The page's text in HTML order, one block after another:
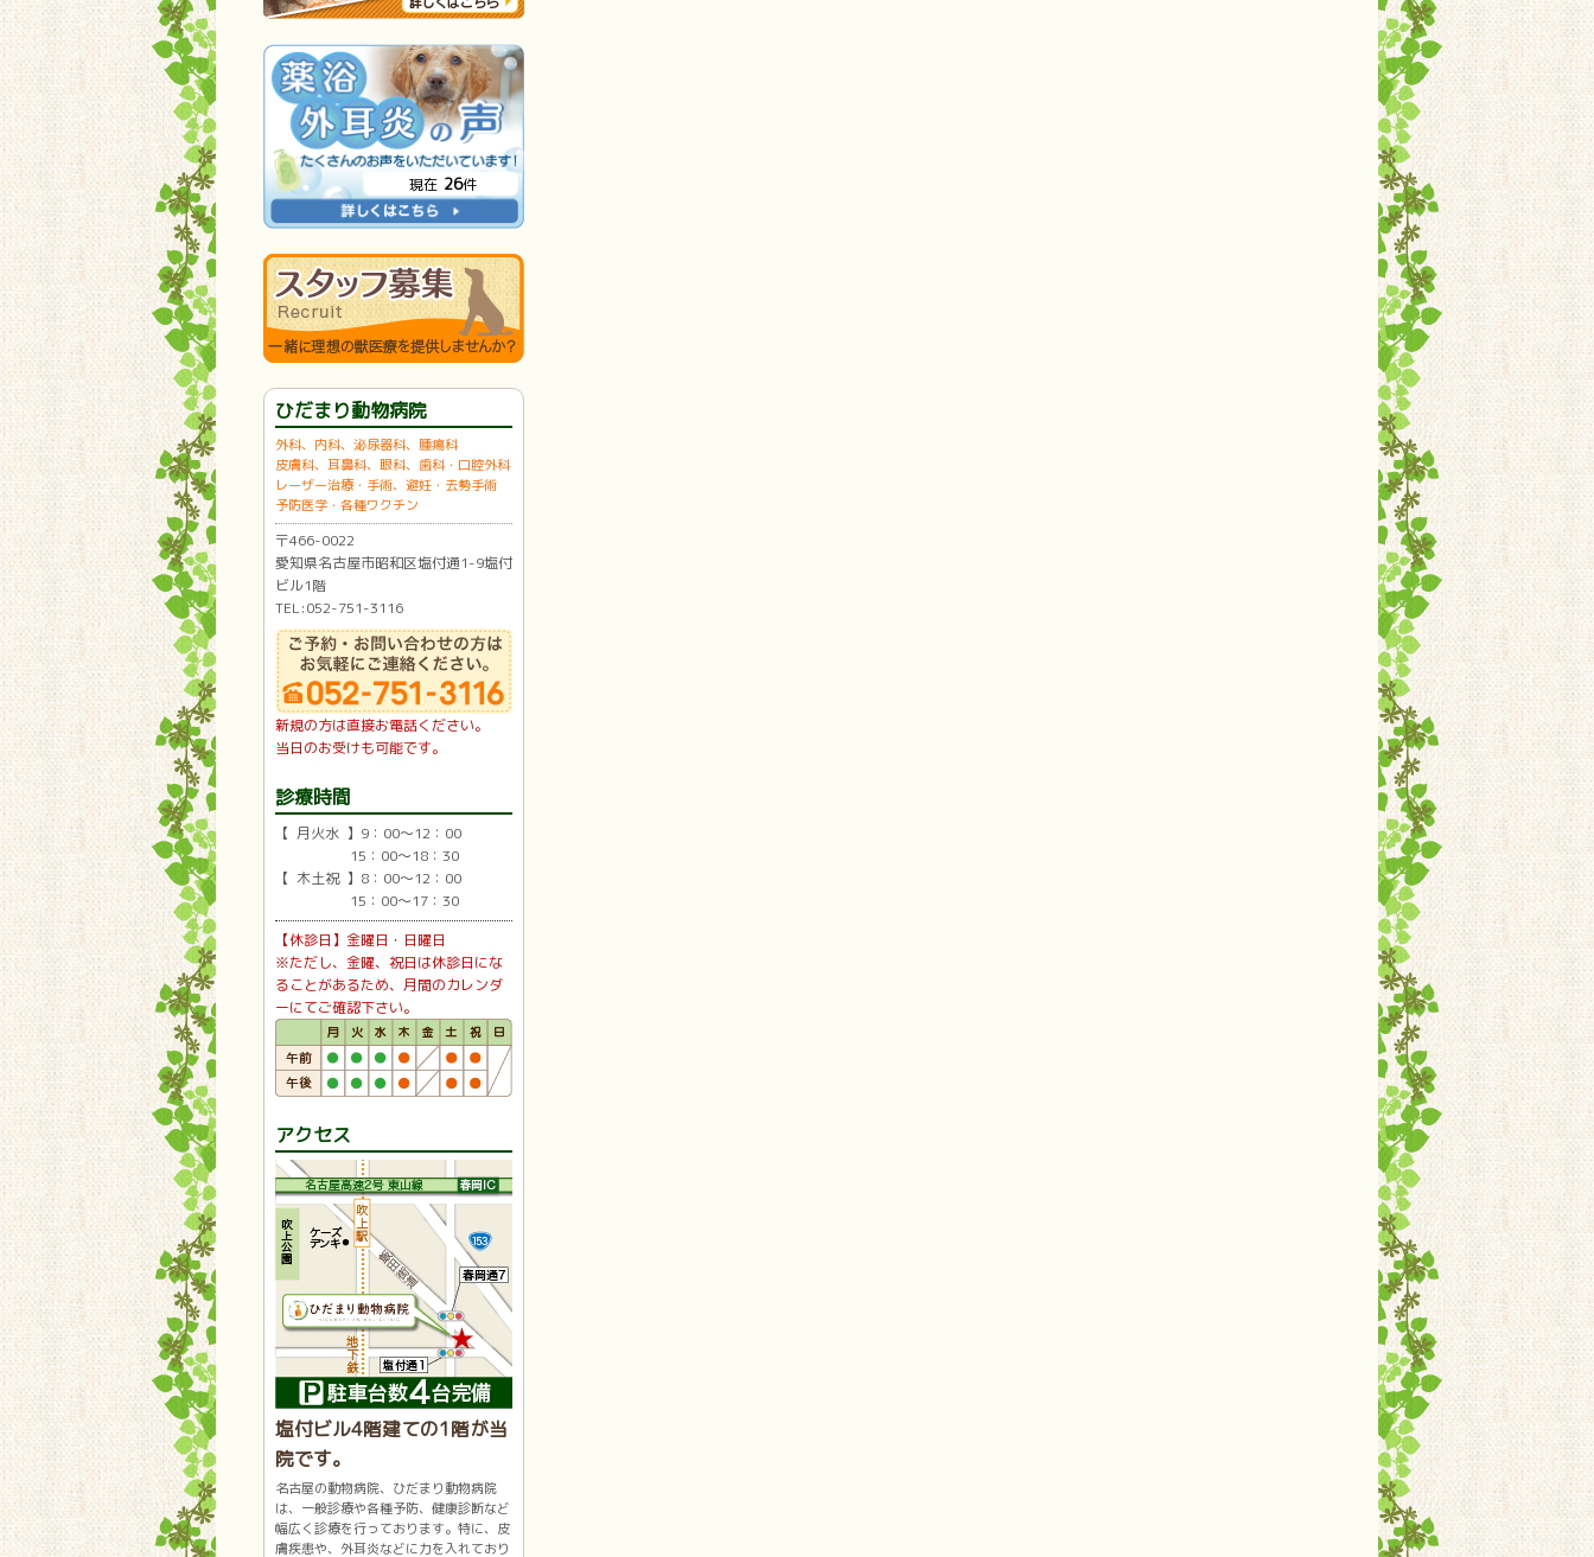
現在 26件
ひだまり動物病院
外科、内科、泌尿器科、腫瘍科
皮膚科、耳鼻科、眼科、歯科・口腔外科
レーザー治療・手術、避妊・去勢手術
予防医学・各種ワクチン
〒466-0022
愛知県名古屋市昭和区塩付通1-9塩付
ビル1階
TEL:052-751-3116
新規の方は直接お電話ください。
当日のお受けも可能です。
診療時間
【 月火水 】9：00〜12：00
15：00〜18：30
【 木土祝 】8：00〜12：00
15：00〜17：30
【休診日】金曜日・日曜日
※ただし、金曜、祝日は休診日にな
ることがあるため、月間のカレンダ
ーにてご確認下さい。
アクセス
塩付ビル4階建ての1階が当
院です。
名古屋の動物病院、ひだまり動物病院
は、一般診療や各種予防、健康診断など
幅広く診療を行っております。特に、皮
膚疾患や、外耳炎などに力を入れており